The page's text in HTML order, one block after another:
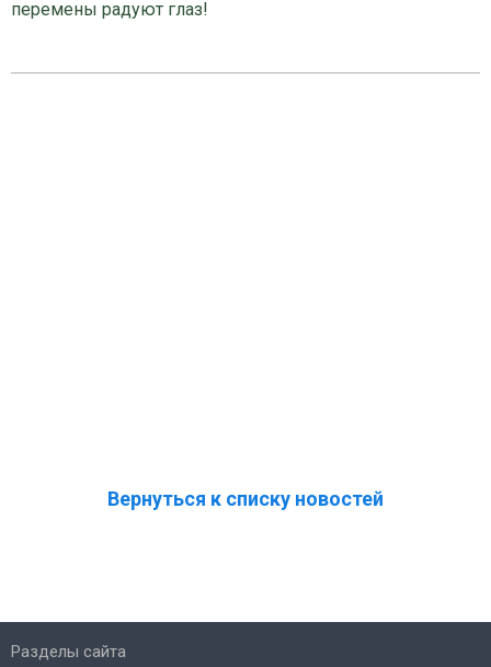
перемены радуют глаз!
Вернуться к списку новостей
Разделы сайта